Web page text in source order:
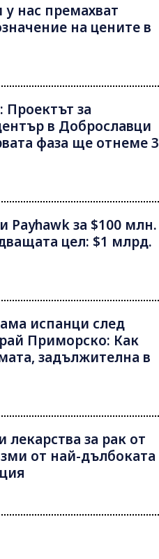
нас премахват
на цените в
Проектът за
в Доброславци
фаза ще отнеме 3
Payhawk за $100 млн.
цел: $1 млрд.
испанци след
Приморско: Как
задължителна в
лекарства за рак от
от най-дълбоката